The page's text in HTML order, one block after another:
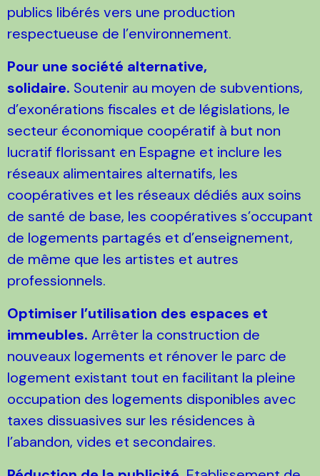
publics libérés vers une production
respectueuse de l’environnement.
Pour une société alternative,
solidaire. Soutenir au moyen de subventions,
d’exonérations fiscales et de législations, le
secteur économique coopératif à but non
lucratif florissant en Espagne et inclure les
réseaux alimentaires alternatifs, les
coopératives et les réseaux dédiés aux soins
de santé de base, les coopératives s’occupant
de logements partagés et d’enseignement,
de même que les artistes et autres
professionnels.
Optimiser l’utilisation des espaces et
immeubles. Arrêter la construction de
nouveaux logements et rénover le parc de
logement existant tout en facilitant la pleine
occupation des logements disponibles avec
taxes dissuasives sur les résidences à
l’abandon, vides et secondaires.